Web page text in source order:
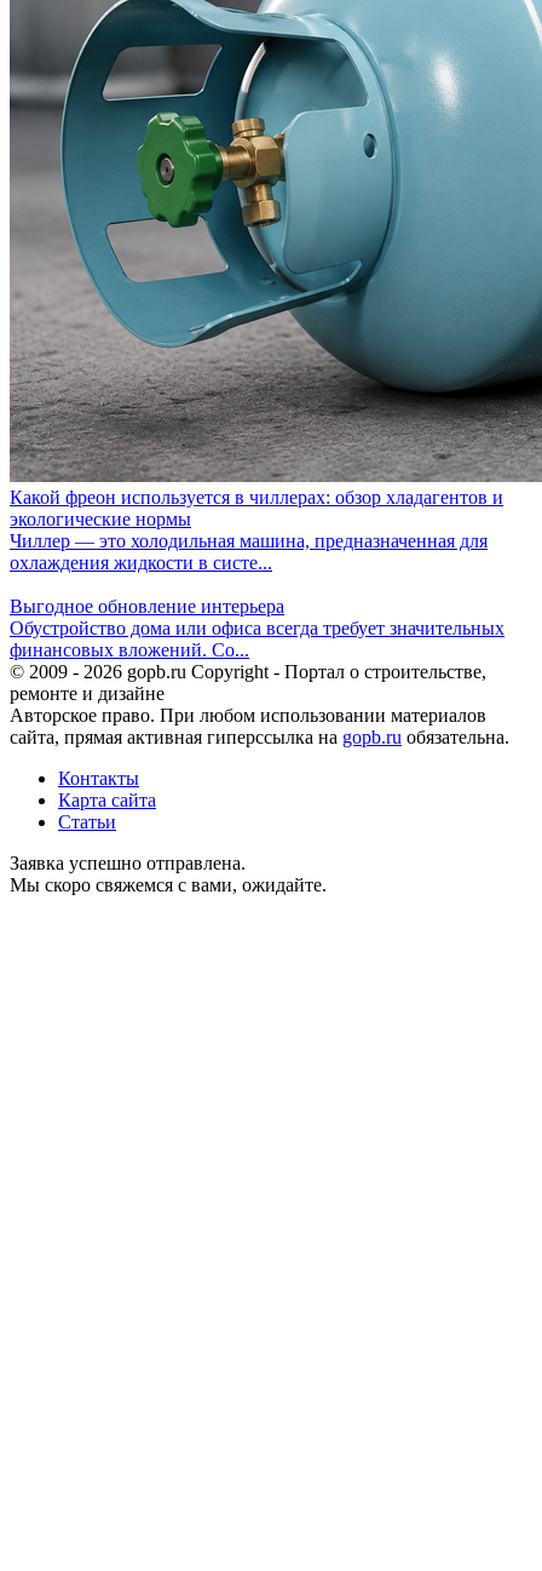
Какой фреон используется в чиллерах: обзор хладагентов и
экологические нормы
Чиллер — это холодильная машина, предназначенная для
охлаждения жидкости в систе...
Выгодное обновление интерьера
Обустройство дома или офиса всегда требует значительных
финансовых вложений. Со...
© 2009 - 2026 gopb.ru Copyright - Портал о строительстве,
ремонте и дизайне
Авторское право. При любом использовании материалов
сайта, прямая активная гиперссылка на gopb.ru обязательна.
Контакты
Карта сайта
Статьи
Заявка успешно отправлена.
Мы скоро свяжемся с вами, ожидайте.